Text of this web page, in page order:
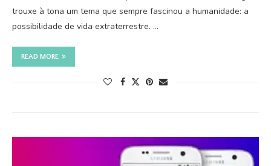
trouxe à tona um tema que sempre fascinou a humanidade: a
possibilidade de vida extraterrestre. …
READ MORE